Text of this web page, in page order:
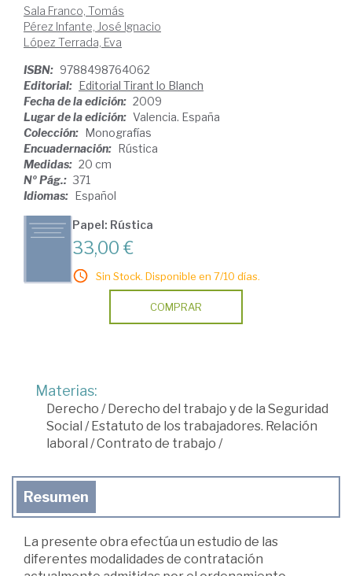
Sala Franco, Tomás
Pérez Infante, José Ignacio
López Terrada, Eva
ISBN: 9788498764062
Editorial: Editorial Tirant lo Blanch
Fecha de la edición: 2009
Lugar de la edición: Valencia. España
Colección: Monografías
Encuadernación: Rústica
Medidas: 20 cm
Nº Pág.: 371
Idiomas: Español
Papel: Rústica
33,00 €
Sin Stock. Disponible en 7/10 días.
COMPRAR
Materias:
Derecho /Derecho del trabajo y de la Seguridad
Social /Estatuto de los trabajadores. Relación
laboral /Contrato de trabajo /
Resumen
La presente obra efectúa un estudio de las
diferentes modalidades de contratación